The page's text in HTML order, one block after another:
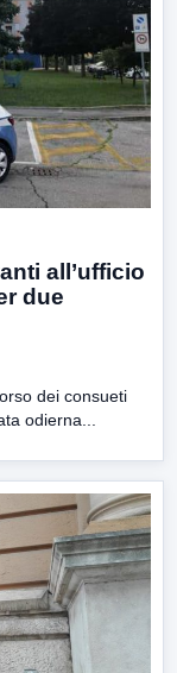
all’ufficio
due
dei consueti
odierna...